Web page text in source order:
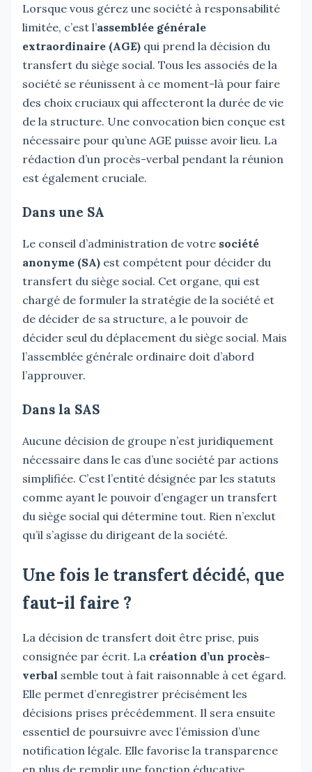
Lorsque vous gérez une société à responsabilité
limitée, c’est l’assemblée générale
extraordinaire (AGE) qui prend la décision du
transfert du siège social. Tous les associés de la
société se réunissent à ce moment-là pour faire
des choix cruciaux qui affecteront la durée de vie
de la structure. Une convocation bien conçue est
nécessaire pour qu’une AGE puisse avoir lieu. La
rédaction d’un procès-verbal pendant la réunion
est également cruciale.
Dans une SA
Le conseil d’administration de votre société
anonyme (SA) est compétent pour décider du
transfert du siège social. Cet organe, qui est
chargé de formuler la stratégie de la société et
de décider de sa structure, a le pouvoir de
décider seul du déplacement du siège social. Mais
l’assemblée générale ordinaire doit d’abord
l’approuver.
Dans la SAS
Aucune décision de groupe n’est juridiquement
nécessaire dans le cas d’une société par actions
simplifiée. C’est l’entité désignée par les statuts
comme ayant le pouvoir d’engager un transfert
du siège social qui détermine tout. Rien n’exclut
qu’il s’agisse du dirigeant de la société.
Une fois le transfert décidé, que
faut-il faire ?
La décision de transfert doit être prise, puis
consignée par écrit. La création d’un procès-
verbal semble tout à fait raisonnable à cet égard.
Elle permet d’enregistrer précisément les
décisions prises précédemment. Il sera ensuite
essentiel de poursuivre avec l’émission d’une
notification légale. Elle favorise la transparence
en plus de remplir une fonction éducative.